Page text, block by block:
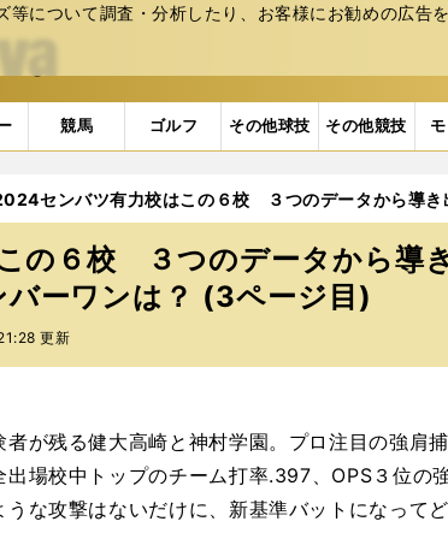
等について調査・分析したり、お客様にお勧めの広告
競馬 ゴルフ その他球技 その他競技
センバツ有力校はこの６校 ３つのデータから導き
の６校 ３つのデータから導
ーワンは？ (3ページ目)
更新
が残る健大高崎と神村学園。プロ注目の強肩
場校中トップのチーム打率.397、OPS３位の
な攻撃はないだけに、新基準バットになって